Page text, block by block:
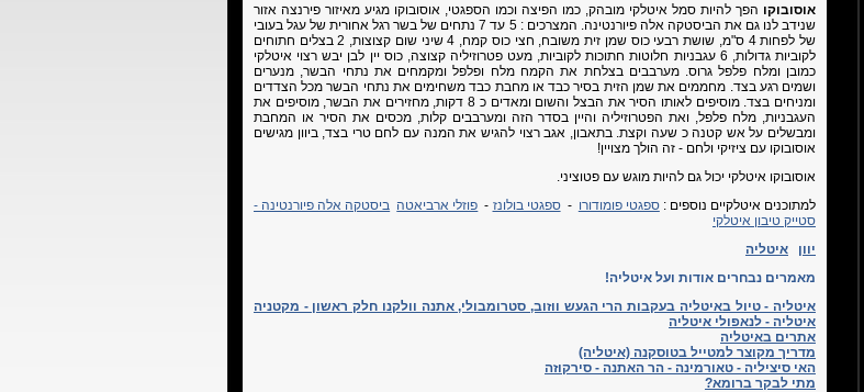
אוסובוקו הפך להיות סמל איטלקי מובהק, כמו הפיצה וכמו הספגטי, אוסובוקו מגיע מאיזור פירנצה אזור
שנידב לנו גם את הביסטקה אלה פיורנטינה.
המצרכים : 5 עד 7 נתחים של בשר רגל אחורית של עגל בעובי
של לפחות 4 ס"מ, שושת רבעי כוס שמן זית משובח, חצי כוס קמח, 4 שיני שום קצוצות, 2 בצלים חתוחים
לקוביות גדולות, 6 עגבניות חלוטות חתוכות לקוביות, מעט פטרוזיליה קצוצה, כוס יין לבן יבש רצוי איטלקי
כמובן ומלח פלפל גרוס.מערבבים בצלחת את הקמח מלח ופלפל ומקמחים את נתחי הבשר, מנערים
ושמים רגע בצד. מחממים את שמן הזית בסיר כבד או מחבת כבד משחימים את נתחי הבשר מכל הצדדים
ומניחים בצד.
מוסיפים לאותו הסיר את הבצל והשום ומאדים כ 8 דקות, מחזירים את הבשר, מוסיפים את
העגבניות, מלח פלפל, ואת הפטרוזיליה והיין בסדר הזה ומערבבים קלות, מכסים את הסיר או המחבת
ומבשלים על אש קטנה כ שעה וקצת. בתאבון, אגב רצוי להגיש את המנה עם לחם טרי בצד, ביוון מגישים
אוסובוקו עם ציזיקי ולחם - זה הולך מצויין!
אוסובוקו איטלקי יכול גם להיות מוגש עם פטוציני.
למתוכנים איטלקיים נוספים :ספגטי פומודורו -ספגטי בולונז - פוזלי ארביאטה ביסטקה אלה פיורנטינה -
סטייק טיבון איטלקי
יוון
איטליה
מאמרים נבחרים אודות ועל איטליה!
איטליה - טיול באיטליה בעקבות הרי הגעש ווזוב, סטרומבולי, אתנה וולקנו חלק ראשון - מקטניה
איטליה - לנאפולי איטליה
אתרים באיטליה
מדריך מקוצר למטייל בטוסקנה (איטליה)
האי סיציליה - טאורמינה - הר האתנה - סירקוזה
מתי לבקר ברומא?